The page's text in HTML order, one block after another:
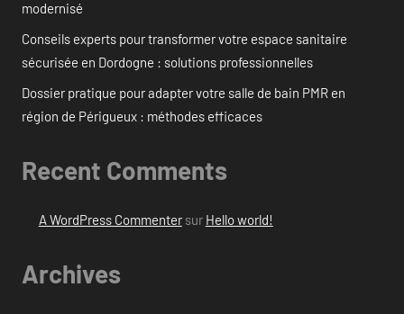
modernisé
Conseils experts pour transformer votre espace sanitaire
sécurisée en Dordogne : solutions professionnelles
Dossier pratique pour adapter votre salle de bain PMR en
région de Périgueux : méthodes efficaces
Recent Comments
A WordPress Commentersur Hello world!
Archives